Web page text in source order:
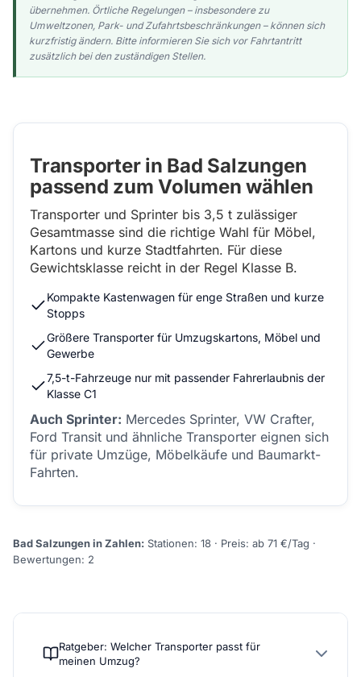
übernehmen. Örtliche Regelungen – insbesondere zu
Umweltzonen, Park- und Zufahrtsbeschränkungen – können sich
kurzfristig ändern. Bitte informieren Sie sich vor Fahrtantritt
zusätzlich bei den zuständigen Stellen.
Transporter in Bad Salzungen
passend zum Volumen wählen
Transporter und Sprinter bis 3,5 t zulässiger
Gesamtmasse sind die richtige Wahl für Möbel,
Kartons und kurze Stadtfahrten. Für diese
Gewichtsklasse reicht in der Regel Klasse B.
Kompakte Kastenwagen für enge Straßen und kurze
Stopps
Größere Transporter für Umzugskartons, Möbel und
Gewerbe
7,5-t-Fahrzeuge nur mit passender Fahrerlaubnis der
Klasse C1
Auch Sprinter: Mercedes Sprinter, VW Crafter,
Ford Transit und ähnliche Transporter eignen sich
für private Umzüge, Möbelkäufe und Baumarkt-
Fahrten.
Bad Salzungen in Zahlen: Stationen: 18 · Preis: ab 71 €/Tag ·
Bewertungen: 2
Ratgeber: Welcher Transporter passt für
meinen Umzug?